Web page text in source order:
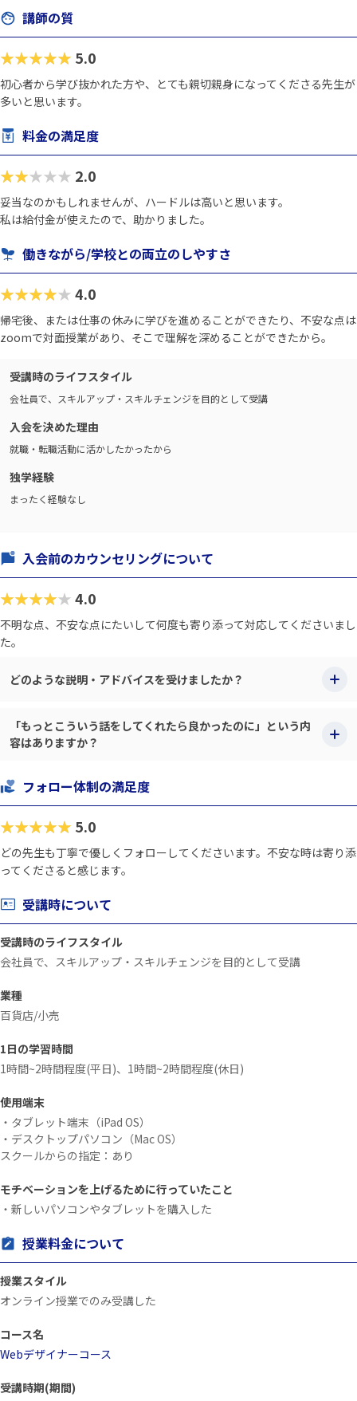
講師の質
★★★★★ 5.0
初心者から学び抜かれた方や、とても親切親身になってくださる先生が
多いと思います。
料金の満足度
★★★★★ 2.0
妥当なのかもしれませんが、ハードルは高いと思います。
私は給付金が使えたので、助かりました。
働きながら/学校との両立のしやすさ
★★★★★4.0
帰宅後、または仕事の休みに学びを進めることができたり、不安な点は
zoomで対面授業があり、そこで理解を深めることができたから。
受講時のライフスタイル
会社員で、スキルアップ・スキルチェンジを目的として受講
入会を決めた理由
就職・転職活動に活かしたかったから
独学経験
まったく経験なし
入会前のカウンセリングについて
★★★★★4.0
不明な点、不安な点にたいして何度も寄り添って対応してくださいまし
た。
どのような説明・アドバイスを受けましたか？
「もっとこういう話をしてくれたら良かったのに」という内
容はありますか？
フォロー体制の満足度
★★★★★ 5.0
どの先生も丁寧で優しくフォローしてくださいます。不安な時は寄り添
ってくださると感じます。
受講時について
受講時のライフスタイル
会社員で、スキルアップ・スキルチェンジを目的として受講
業種
百貨店/小売
1日の学習時間
1時間~2時間程度(平日)、1時間~2時間程度(休日)
使用端末
・タブレット端末（iPad OS）
・デスクトップパソコン（Mac OS）
スクールからの指定：あり
モチベーションを上げるために行っていたこと
・新しいパソコンやタブレットを購入した
授業料金について
授業スタイル
オンライン授業でのみ受講した
コース名
Webデザイナーコース
受講時期(期間)